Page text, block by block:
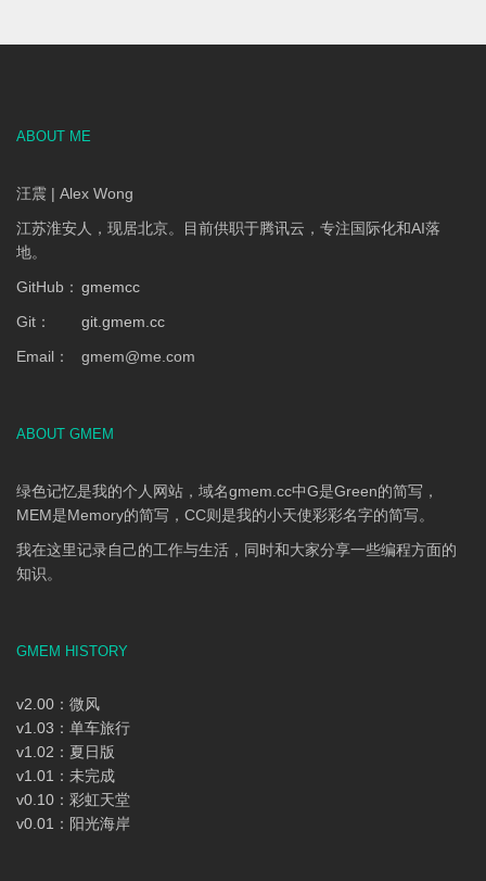
ABOUT ME
汪震 | Alex Wong
江苏淮安人，现居北京。目前供职于腾讯云，专注国际化和AI落
地。
GitHub： gmemcc
Git：
git.gmem.cc
Email：
gmem@me.com
ABOUT GMEM
绿色记忆是我的个人网站，域名gmem.cc中G是Green的简写，
MEM是Memory的简写，CC则是我的小天使彩彩名字的简写。
我在这里记录自己的工作与生活，同时和大家分享一些编程方面的
知识。
GMEM HISTORY
v2.00：微风
v1.03：单车旅行
v1.02：夏日版
v1.01：未完成
v0.10：彩虹天堂
v0.01：阳光海岸